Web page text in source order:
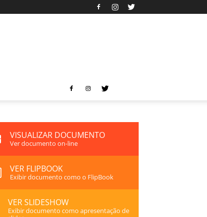
VISUALIZAR DOCUMENTO
Ver documento on-line
VER FLIPBOOK
Exibir documento como o FlipBook
VER SLIDESHOW
Exibir documento como apresentação de